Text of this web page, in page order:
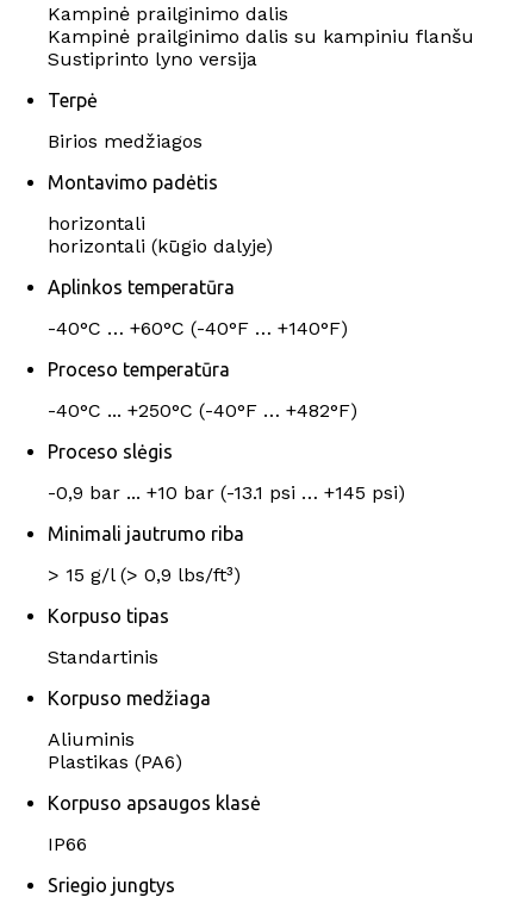
Kampinė prailginimo dalis
Kampinė prailginimo dalis su kampiniu flanšu
Sustiprinto lyno versija
Terpė
Birios medžiagos
Montavimo padėtis
horizontali
horizontali (kūgio dalyje)
Aplinkos temperatūra
-40°C … +60°C (-40°F … +140°F)
Proceso temperatūra
-40°C ... +250°C (-40°F … +482°F)
Proceso slėgis
-0,9 bar ... +10 bar (-13.1 psi … +145 psi)
Minimali jautrumo riba
> 15 g/l (> 0,9 lbs/ft³)
Korpuso tipas
Standartinis
Korpuso medžiaga
Aliuminis
Plastikas (PA6)
Korpuso apsaugos klasė
IP66
Sriegio jungtys